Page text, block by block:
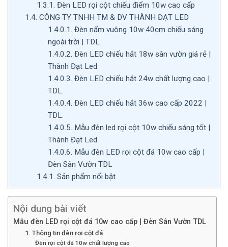
1.3.1. Đèn LED rọi cột chiếu điểm 10w cao cấp
1.4. CÔNG TY TNHH TM & DV THÀNH ĐẠT LED
1.4.0.1. Đèn nấm vuông 10w 40cm chiếu sáng
ngoài trời | TDL
1.4.0.2. Đèn LED chiếu hắt 18w sân vườn giá rẻ |
Thành Đạt Led
1.4.0.3. Đèn LED chiếu hắt 24w chất lượng cao |
TDL.
1.4.0.4. Đèn LED chiếu hắt 36w cao cấp 2022 |
TDL.
1.4.0.5. Mẫu đèn led rọi cột 10w chiếu sáng tốt |
Thành Đạt Led
1.4.0.6. Mẫu đèn LED rọi cột đá 10w cao cấp |
Đèn Sân Vườn TDL
1.4.1. Sản phẩm nổi bật
Nội dung bài viết
Mẫu đèn LED rọi cột đá 10w cao cấp | Đèn Sân Vườn TDL
1. Thông tin đèn rọi cột đá
Đèn rọi cột đá 10w chất lượng cao